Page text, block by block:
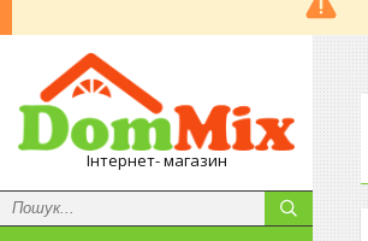
Інтернет- магазин